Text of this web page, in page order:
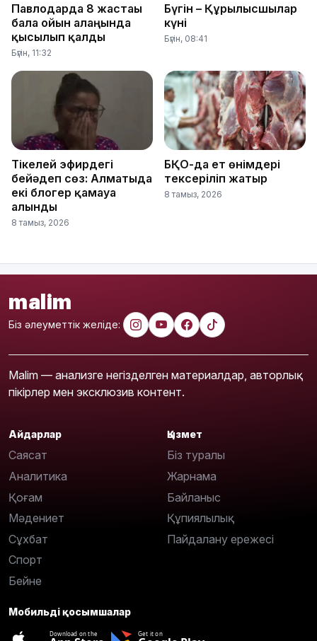
Павлодарда 8 жастағы
бала ойын алаңында
қысылып қалды
Бүгін, 11:32
Бүгін – Құрылысшылар
күні
Бүгін, 08:41
Тікелей эфирдегі
бейәдеп сөз: Алматыда
екі блогер қамауға
алынды
8 тамыз, 2026
БҚО-да ет өнімдері
тексеріліп жатыр
8 тамыз, 2026
malim
Біз әлеуметтік желіде:
Malim — анализге негізделген материалдар, авторлық
пікірлер мен эксклюзив контент.
Айдарлар
Саясат
Аналитика
Қоғам
Мәдениет
Сұхбат
Спорт
Бейне
Қызмет
Біз туралы
Жарнама
Байланыс
Құпиялылық
Пайдалану ережесі
Мобильді қосымшалар
Download on the Get it on